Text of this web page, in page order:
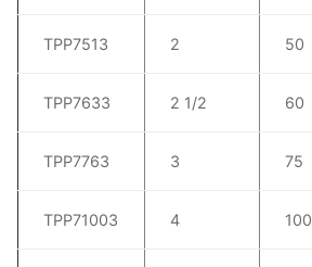
TPP7513 2 50
TPP7633 2 1/2 60
TPP7763 3 75
TPP71003 4 100